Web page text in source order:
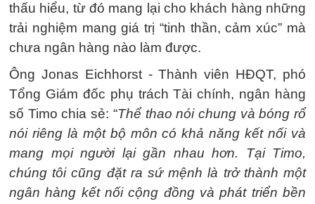
thấu hiểu, từ đó mang lại cho khách hàng những
trải nghiệm mang giá trị “tinh thần, cảm xúc” mà
chưa ngân hàng nào làm được.
Ông Jonas Eichhorst - Thành viên HĐQT, phó
Tổng Giám đốc phụ trách Tài chính, ngân hàng
số Timo chia sẻ: “Thể thao nói chung và bóng rổ
nói riêng là một bộ môn có khả năng kết nối và
mang mọi người lại gần nhau hơn. Tại Timo,
chúng tôi cũng đặt ra sứ mệnh là trở thành một
ngân hàng kết nối cộng đồng và phát triển bền